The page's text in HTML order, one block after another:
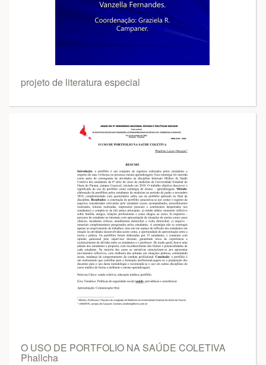
projeto de literatura especial
O USO DE PORTFOLIO NA SAÚDE COLETIVA
Phallcha